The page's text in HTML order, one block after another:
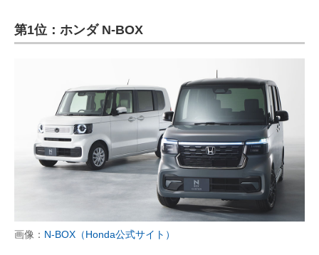
第1位：ホンダ N-BOX
画像： N-BOX（Honda公式サイト）